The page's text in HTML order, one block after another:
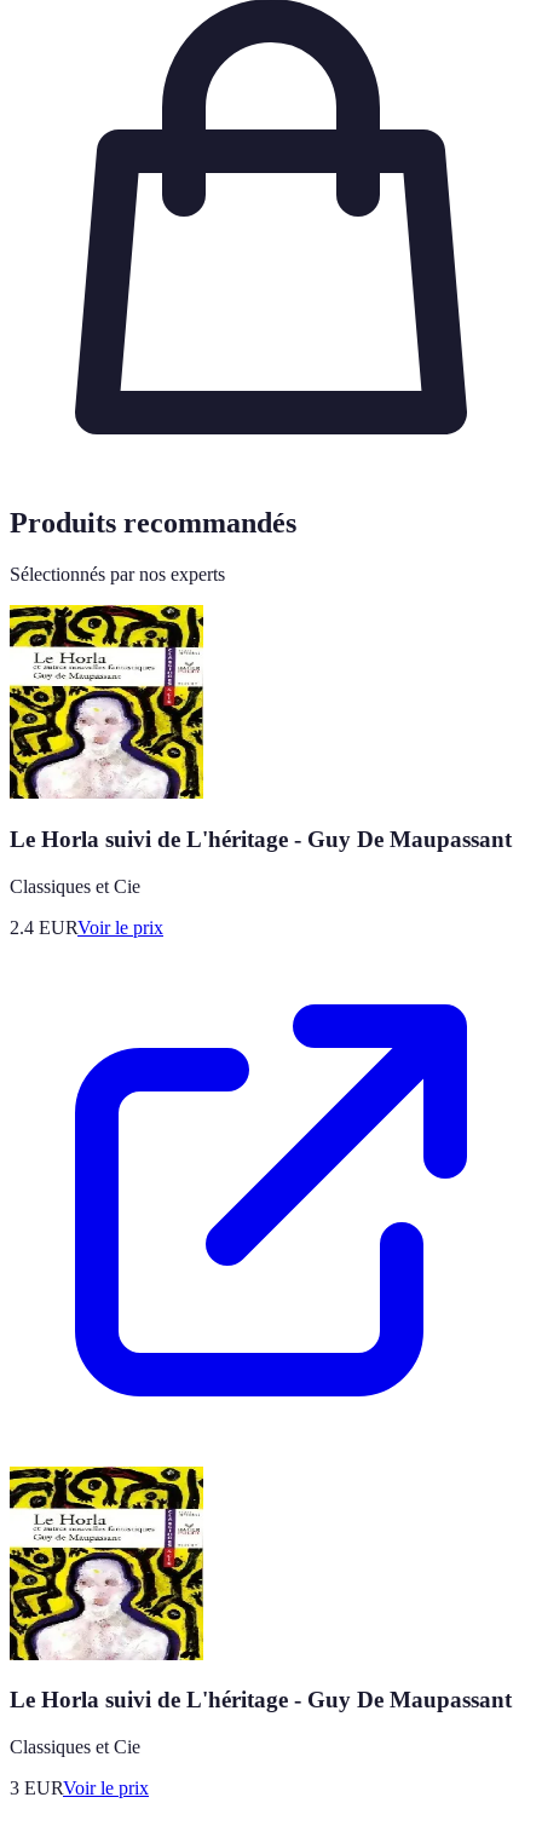
Produits recommandés
Sélectionnés par nos experts
Le Horla suivi de L'héritage - Guy De Maupassant
Classiques et Cie
2.4 EURVoir le prix
Le Horla suivi de L'héritage - Guy De Maupassant
Classiques et Cie
3 EURVoir le prix